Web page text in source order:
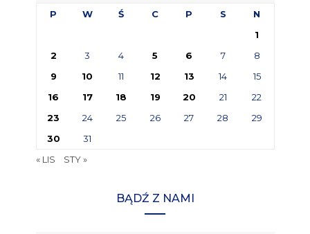
P W Ś C P S
N
1
2
3 4 5 6 7
8
9
10 11 12 13 14
15
16
17 18 19 20 21
22
23
24 25 26 27 28
29
30
31
« LIS
STY »
BĄDŹ Z NAMI